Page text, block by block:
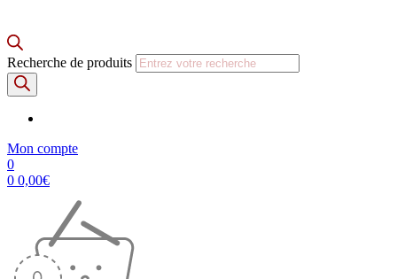
Recherche de produits
Mon compte
0
0 0,00€